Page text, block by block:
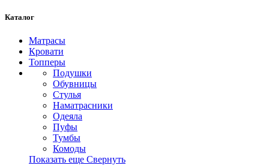
Каталог
Матрасы
Кровати
Топперы
Подушки
Обувницы
Стулья
Наматрасники
Одеяла
Пуфы
Тумбы
Комоды
Показать еще Свернуть